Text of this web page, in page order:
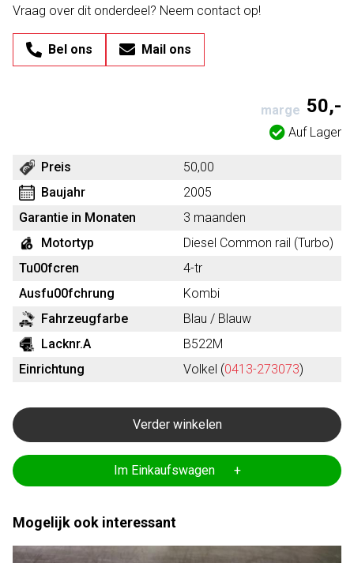
Vraag over dit onderdeel? Neem contact op!
Bel ons Mail ons
marge 50,-
Auf Lager
Preis
50,00
Baujahr
2005
Garantie in Monaten
3 maanden
Motortyp
Diesel Common rail (Turbo)
Tu00fcren
4-tr
Ausfu00fchrung
Kombi
Fahrzeugfarbe
Blau / Blauw
Lacknr.A
B522M
Einrichtung
Volkel (0413-273073)
Verder winkelen
Im Einkaufswagen +
Mogelijk ook interessant